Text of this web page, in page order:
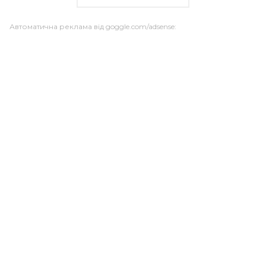
Автоматична реклама від goggle.com/adsense: